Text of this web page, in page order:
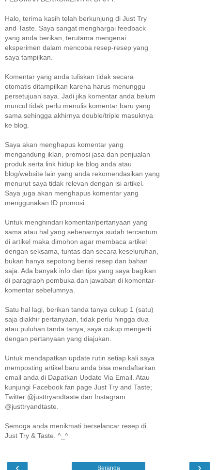
Halo, terima kasih telah berkunjung di Just Try
and Taste. Saya sangat menghargai feedback
yang anda berikan, terutama mengenai
eksperimen dalam mencoba resep-resep yang
saya tampilkan.
Komentar yang anda tuliskan tidak secara
otomatis ditampilkan karena harus menunggu
persetujuan saya. Jadi jika komentar anda belum
muncul tidak perlu menulis komentar baru yang
sama sehingga akhirnya double/triple masuknya
ke blog.
Saya akan menghapus komentar yang
mengandung iklan, promosi jasa dan penjualan
produk serta link hidup ke blog anda atau
blog/website lain yang anda rekomendasikan yang
menurut saya tidak relevan dengan isi artikel.
Saya juga akan menghapus komentar yang
menggunakan ID promosi.
Untuk menghindari komentar/pertanyaan yang
sama atau hal yang sebenarnya sudah tercantum
di artikel maka dimohon agar membaca artikel
dengan seksama, tuntas dan secara keseluruhan,
bukan hanya sepotong berisi resep dan bahan
saja. Ada banyak info dan tips yang saya bagikan
di paragraph pembuka dan jawaban di komentar-
komentar sebelumnya.
Satu hal lagi, berikan tanda tanya cukup 1 (satu)
saja diakhir pertanyaan, tidak perlu hingga dua
atau puluhan tanda tanya, saya cukup mengerti
dengan pertanyaan yang diajukan.
Untuk mendapatkan update rutin setiap kali saya
memposting artikel baru anda bisa mendaftarkan
email anda di Dapatkan Update Via Email. Atau
kunjungi Facebook fan page Just Try and Taste;
Twitter @justtryandtaste dan Instagram
@justtryandtaste.
Semoga anda menikmati berselancar resep di
Just Try & Taste. ^_^
‹ ›
Beranda